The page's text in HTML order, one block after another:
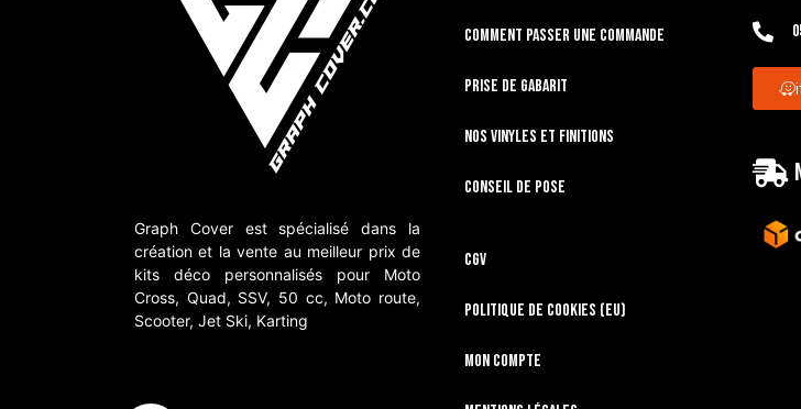
Graph Cover est spécialisé dans la
création et la vente au meilleur prix de
kits déco personnalisés pour Moto
Cross, Quad, SSV, 50 cc, Moto route,
Scooter, Jet Ski, Karting
Comment passer une commande
Prise de gabarit
Nos vinyles et finitions
Conseil de pose
CGV
Politique de cookies (EU)
Mon compte